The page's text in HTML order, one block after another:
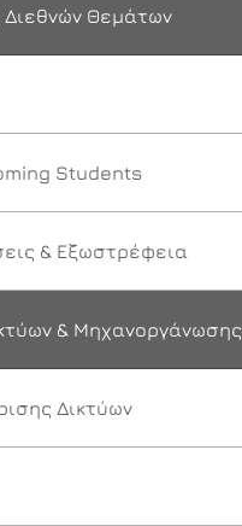
Διεθνών Θεμάτων
Students
& Εξωστρέφεια
& Μηχανοργάνωσης
Δικτύων